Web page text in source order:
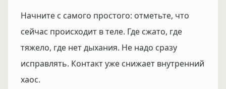
Начните с самого простого: отметьте, что
сейчас происходит в теле. Где сжато, где
тяжело, где нет дыхания. Не надо сразу
исправлять. Контакт уже снижает внутренний
хаос.